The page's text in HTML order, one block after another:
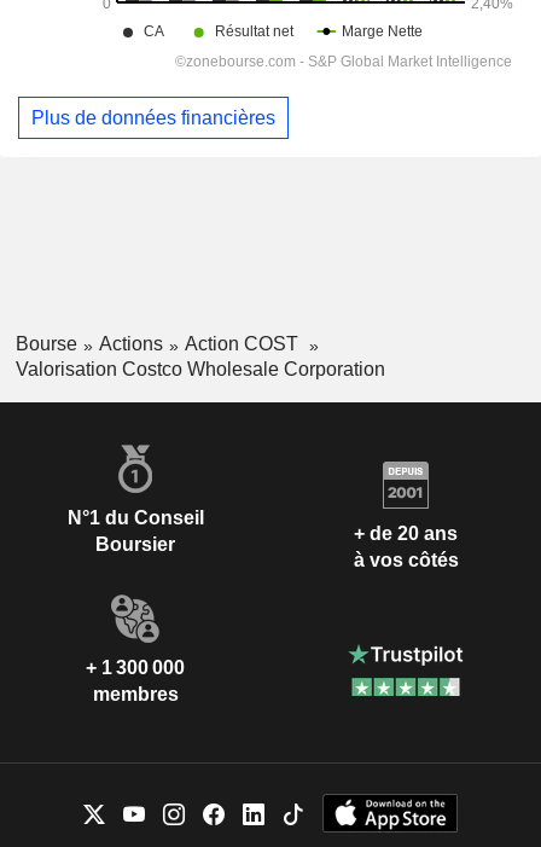
Plus de données financières
Bourse Actions
Action COST
Valorisation Costco Wholesale Corporation
N°1 du Conseil
Boursier
+ de 20 ans
à vos côtés
+ 1 300 000
membres